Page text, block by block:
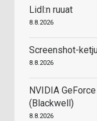
Lidl:n ruuat
8.8.2026
Screenshot-
8.8.2026
NVIDIA
(Blackwell)
8.8.2026